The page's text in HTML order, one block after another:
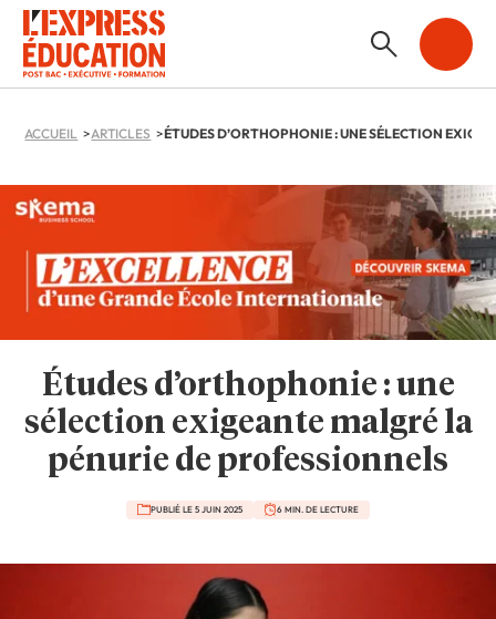
ACCUEIL ARTICLES
Études d’orthophonie : une
sélection exigeante malgré la
pénurie de professionnels
PUBLIÉ LE 5 JUIN 2025 6 MIN. DE LECTURE